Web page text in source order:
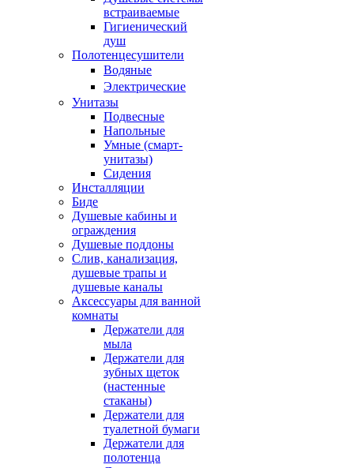
встраиваемые
Гигиенический
душ
Полотенцесушители
ㅤВодяные
ㅤЭлектрические
Унитазы
Подвесные
Напольные
Умные (смарт-
унитазы)
Сидения
Инсталляции
Биде
Душевые кабины и
ограждения
Душевые поддоны
Слив, канализация,
душевые трапы и
душевые каналы
Аксессуары для ванной
комнаты
Держатели для
мыла
Держатели для
зубных щеток
(настенные
стаканы)
Держатели для
туалетной бумаги
Держатели для
полотенца